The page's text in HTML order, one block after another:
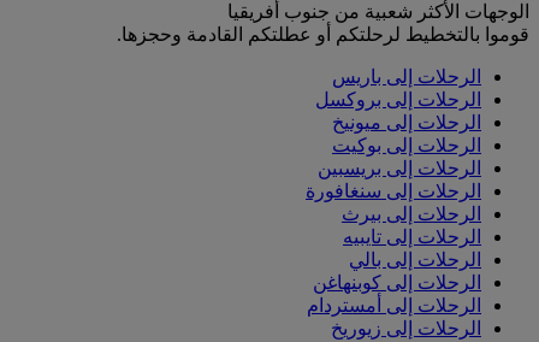
الوجهات الأكثر شعبية من جنوب أفريقيا
قوموا بالتخطيط لرحلتكم أو عطلتكم القادمة وحجزها.
الرحلات إلى باريس
الرحلات إلى بروكسل
الرحلات إلى ميونيخ
الرحلات إلى بوكيت
الرحلات إلى بريسبين
الرحلات إلى سنغافورة
الرحلات إلى بيرث
الرحلات إلى تايبيه
الرحلات إلى بالي
الرحلات إلى كوبنهاغن
الرحلات إلى أمستردام
الرحلات إلى زيوريخ